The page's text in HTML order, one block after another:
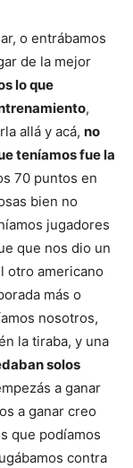
o entrábamos
de la mejor
lo que
,
allá y acá, no
teníamos fue la
70 puntos en
bien no
jugadores
que nos dio un
otro americano
más o
nosotros,
la tiraba, y una
solos
a ganar
a ganar creo
que podíamos
contra